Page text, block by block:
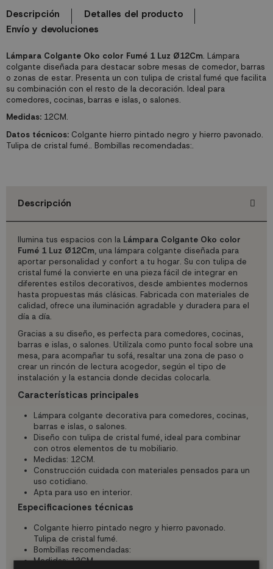
Lámpara Colgante Oko color Fumé 1 Luz Ø12Cm. Lámpara
colgante diseñada para destacar sobre mesas de comedor, barras
o zonas de estar. Presenta un con tulipa de cristal fumé que facilita
su combinación con el resto de la decoración. Ideal para
comedores, cocinas, barras e islas, o salones.
Medidas:12CM.
Datos técnicos:Colgante hierro pintado negro y hierro pavonado.
Tulipa de cristal fumé.. Bombillas recomendadas:.
Descripción
Detalles del producto
Envío y devoluciones
Descripción
Ilumina tus espacios con la Lámpara Colgante Oko color
Fumé 1 Luz Ø12Cm, una lámpara colgante diseñada para
aportar personalidad y confort a tu hogar. Su con tulipa de
cristal fumé la convierte en una pieza fácil de integrar en
diferentes estilos decorativos, desde ambientes modernos
hasta propuestas más clásicas. Fabricada con materiales de
calidad, ofrece una iluminación agradable y duradera para el
día a día.
Gracias a su diseño, es perfecta para comedores, cocinas,
barras e islas, o salones. Utilízala como punto focal sobre una
mesa, para acompañar tu sofá, resaltar una zona de paso o
crear un rincón de lectura acogedor, según el tipo de
instalación y la estancia donde decidas colocarla.
Características principales
Lámpara colgante decorativa para comedores, cocinas,
barras e islas, o salones.
Diseño con tulipa de cristal fumé, ideal para combinar
con otros elementos de tu mobiliario.
Medidas: 12CM.
Construcción cuidada con materiales pensados para un
uso cotidiano.
Apta para uso en interior.
Especificaciones técnicas
Colgante hierro pintado negro y hierro pavonado.
Tulipa de cristal fumé.
Bombillas recomendadas:
Medidas: 12CM